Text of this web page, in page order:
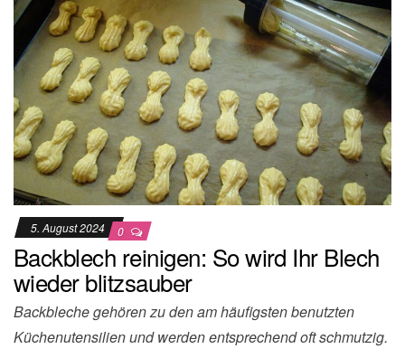
5. August 2024 0
Backblech reinigen: So wird Ihr Blech
wieder blitzsauber
Backbleche gehören zu den am häufigsten benutzten
Küchenutensilien und werden entsprechend oft schmutzig.